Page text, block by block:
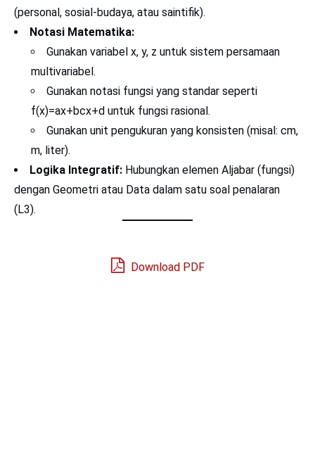
(personal, sosial-budaya, atau saintifik).
Notasi Matematika:
Gunakan variabel x, y, z untuk sistem persamaan
multivariabel.
Gunakan notasi fungsi yang standar seperti
f(x)=ax+bcx+d untuk fungsi rasional.
Gunakan unit pengukuran yang konsisten (misal: cm,
m, liter).
Logika Integratif: Hubungkan elemen Aljabar (fungsi)
dengan Geometri atau Data dalam satu soal penalaran
(L3).
Download PDF